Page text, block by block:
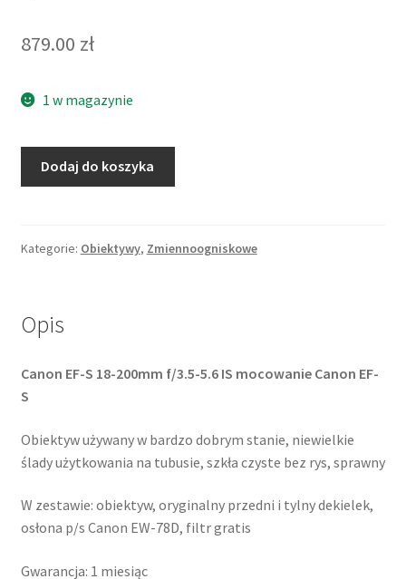
879.00 zł
1 w magazynie
18-
5.6
IS
Dodaj do koszyka
Kategorie: Obiektywy, Zmiennoogniskowe
Opis
Canon EF-S 18-200mm f/3.5-5.6 IS mocowanie Canon EF-
S
Obiektyw używany w bardzo dobrym stanie, niewielkie
ślady użytkowania na tubusie, szkła czyste bez rys, sprawny
W zestawie: obiektyw, oryginalny przedni i tylny dekielek,
osłona p/s Canon EW-78D, filtr gratis
Gwarancja: 1 miesiąc